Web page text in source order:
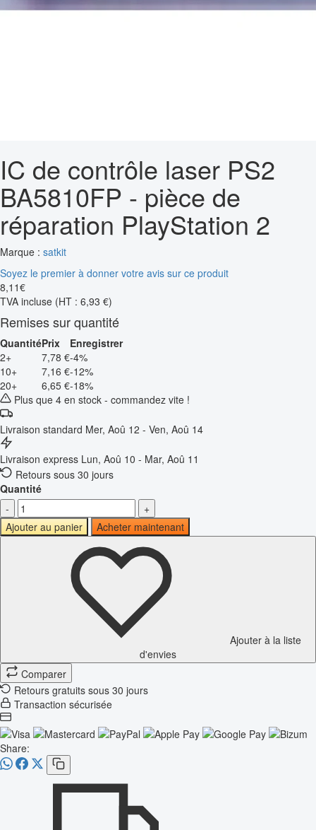
IC de contrôle laser PS2
BA5810FP - pièce de
réparation PlayStation 2
Marque : satkit
Soyez le premier à donner votre avis sur ce produit
8,11€
TVA incluse (HT : 6,93 €)
Remises sur quantité
QuantitéPrix
Enregistrer
2+
7,78 €-4%
10+
7,16 €-12%
20+
6,65 €-18%
Plus que 4 en stock - commandez vite !
Livraison standard Mer, Aoû 12 - Ven, Aoû 14
Livraison express Lun, Aoû 10 - Mar, Aoû 11
Retours sous 30 jours
Quantité
-
+
Ajouter au panier
Acheter maintenant
Ajouter à la liste
d'envies
Comparer
Retours gratuits sous 30 jours
Transaction sécurisée
Share: